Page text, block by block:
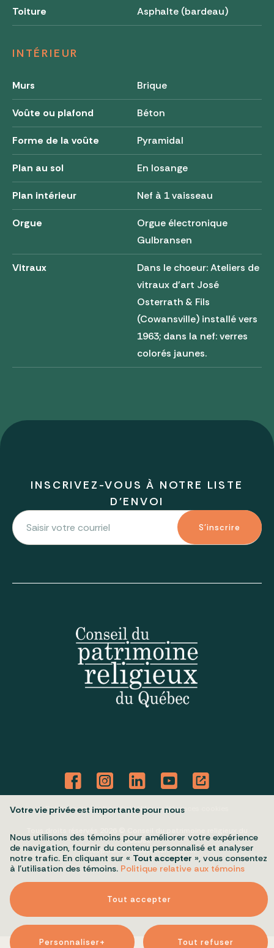
Toiture Asphalte (bardeau)
INTÉRIEUR
Murs Brique
Voûte ou plafond Béton
Forme de la voûte Pyramidal
Plan au sol En losange
Plan intérieur Nef à 1 vaisseau
Orgue
Orgue électronique
Gulbransen
Vitraux
Dans le choeur: Ateliers de
vitraux d'art José
Osterrath & Fils
(Cowansville) installé vers
1963; dans la nef: verres
colorés jaunes.
INSCRIVEZ-VOUS À NOTRE LISTE
D'ENVOI
S'inscrire
Politique de confidentialité Mes préférences cookies
Québec
Conception et réalisation :Nubee
Votre vie privée est importante pour nous
Nous utilisons des témoins pour améliorer votre expérience
de navigation, fournir du contenu personnalisé et analyser
notre trafic. En cliquant sur « Tout accepter », vous consentez
à l’utilisation des témoins. Politique relative aux témoins
Personnaliser+ Tout refuser
Tout accepter